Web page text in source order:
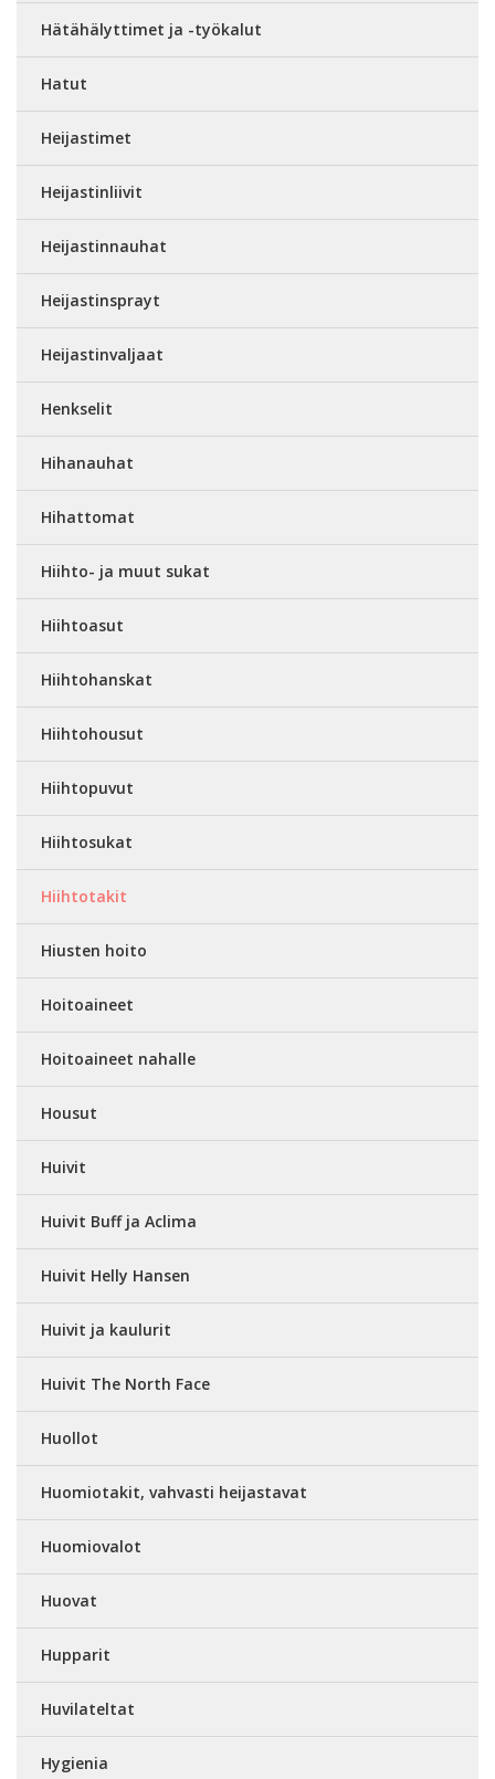
Hätähälyttimet ja -työkalut
Hatut
Heijastimet
Heijastinliivit
Heijastinnauhat
Heijastinsprayt
Heijastinvaljaat
Henkselit
Hihanauhat
Hihattomat
Hiihto- ja muut sukat
Hiihtoasut
Hiihtohanskat
Hiihtohousut
Hiihtopuvut
Hiihtosukat
Hiihtotakit
Hiusten hoito
Hoitoaineet
Hoitoaineet nahalle
Housut
Huivit
Huivit Buff ja Aclima
Huivit Helly Hansen
Huivit ja kaulurit
Huivit The North Face
Huollot
Huomiotakit, vahvasti heijastavat
Huomiovalot
Huovat
Hupparit
Huvilateltat
Hygienia